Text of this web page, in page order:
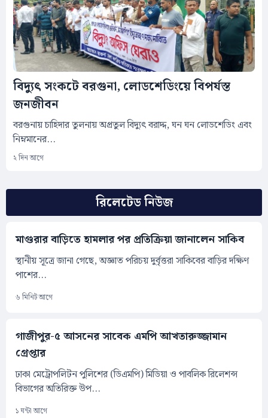
রিলেটেড নিউজ
মাগুরার বাড়িতে হামলার পর প্রতিক্রিয়া জানালেন সাকিব
স্থানীয় সূত্রে জানা গেছে, অজ্ঞাত পরিচয় দুর্বৃত্তরা সাকিবের বাড়ির দক্ষিণ
পাশের...
৬ মিনিট আগে
গাজীপুর-৫ আসনের সাবেক এমপি আখতারুজ্জামান
গ্রেপ্তার
ঢাকা মেট্রোপলিটন পুলিশের (ডিএমপি) মিডিয়া ও পাবলিক রিলেশন্স
বিভাগের অতিরিক্ত উপ...
১ ঘন্টা আগে
বিদ্যুৎ সংকটে বরগুনা, লোডশেডিংয়ে বিপর্যস্ত
জনজীবন
বরগুনায় চাহিদার তুলনায় অপ্রতুল বিদ্যুৎ বরাদ্দ, ঘন ঘন লোডশেডিং এবং
নিম্নমানের...
২ দিন আগে